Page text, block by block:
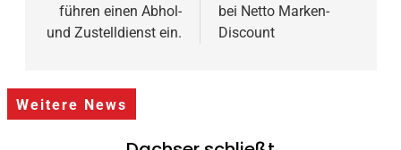
führen einen Abhol-
und Zustelldienst ein.
bei Netto Marken-
Discount
Weitere News